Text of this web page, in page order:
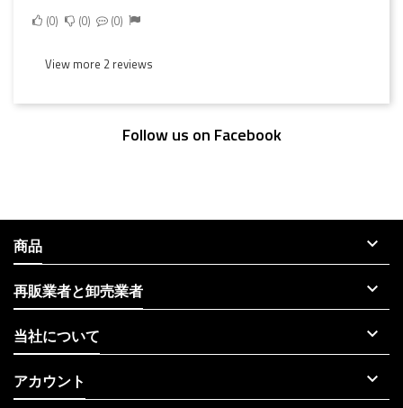
0 0 0
View more 2 reviews
Follow us on Facebook
商品 
再販業者と卸売業者 
当社について 
アカウント 